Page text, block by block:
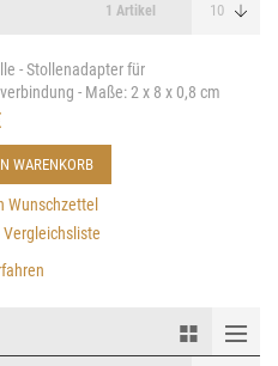
1 Artikel
- Stollenadapter für
- Maße: 2 x 8 x 0,8 cm
WARENKORB
Wunschzettel
Vergleichsliste